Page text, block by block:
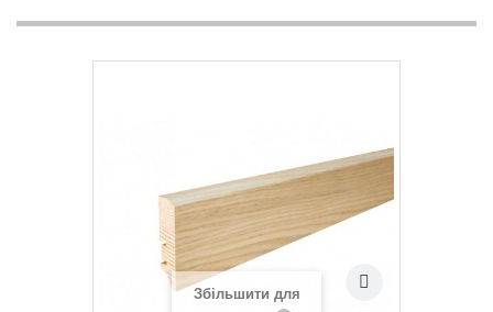
Збільшити для